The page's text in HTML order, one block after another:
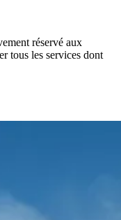
réservé aux
tous les services dont